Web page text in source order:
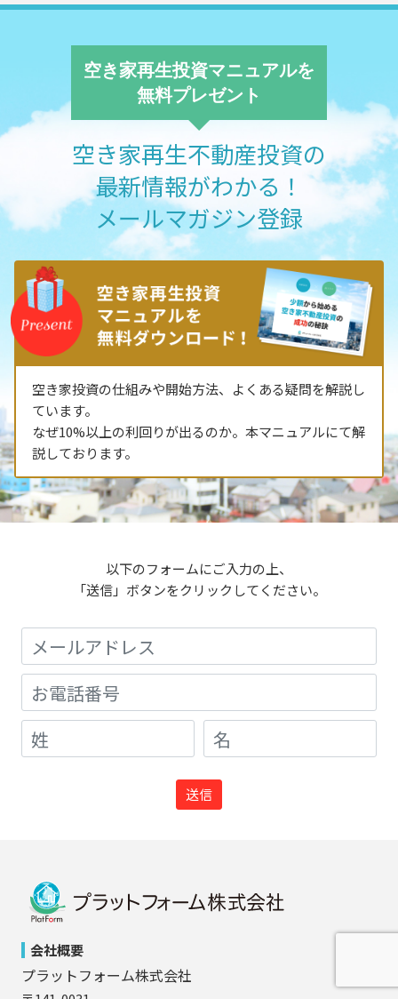
空き家再生投資マニュアルを
無料プレゼント
空き家再生不動産投資の
最新情報がわかる！
メールマガジン登録
空き家投資の仕組みや開始方法、よくある疑問を解説し
ています。
なぜ10%以上の利回りが出るのか。本マニュアルにて解
説しております。
以下のフォームにご入力の上、
「送信」ボタンをクリックしてください。
会社概要
プラットフォーム株式会社